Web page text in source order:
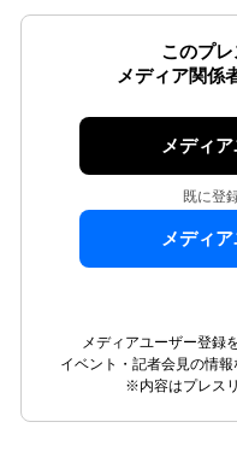
このプレ
メディア関係
メディ
既に登
メディ
メディアユーザー登録
イベント・記者会見の情
※内容はプレス